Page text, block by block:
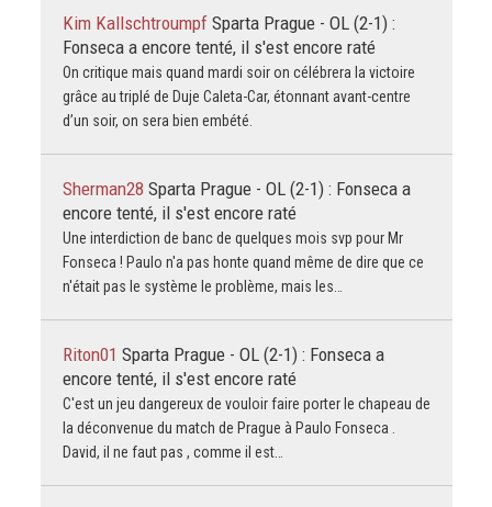
Kim Kallschtroumpf Sparta Prague - OL (2-1) :
Fonseca a encore tenté, il s'est encore raté
On critique mais quand mardi soir on célébrera la victoire
grâce au triplé de Duje Caleta-Car, étonnant avant-centre
d’un soir, on sera bien embété.
Sherman28 Sparta Prague - OL (2-1) : Fonseca a
encore tenté, il s'est encore raté
Une interdiction de banc de quelques mois svp pour Mr
Fonseca ! Paulo n'a pas honte quand même de dire que ce
n'était pas le système le problème, mais les…
Riton01 Sparta Prague - OL (2-1) : Fonseca a
encore tenté, il s'est encore raté
C'est un jeu dangereux de vouloir faire porter le chapeau de
la déconvenue du match de Prague à Paulo Fonseca .
David, il ne faut pas , comme il est…